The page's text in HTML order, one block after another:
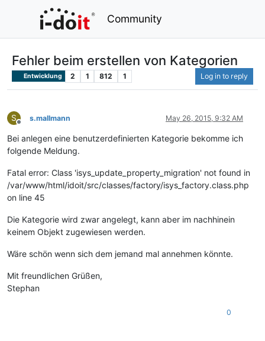
Community
Fehler beim erstellen von Kategorien
Entwicklung 2 1 812 1 Log in to reply
S
Offline
s.mallmann May 26, 2015, 9:32 AM
Bei anlegen eine benutzerdefinierten Kategorie bekomme ich
folgende Meldung.
Fatal error: Class 'isys_update_property_migration' not found in
/var/www/html/idoit/src/classes/factory/isys_factory.class.php
on line 45
Die Kategorie wird zwar angelegt, kann aber im nachhinein
keinem Objekt zugewiesen werden.
Wäre schön wenn sich dem jemand mal annehmen könnte.
Mit freundlichen Grüßen,
Stephan
0